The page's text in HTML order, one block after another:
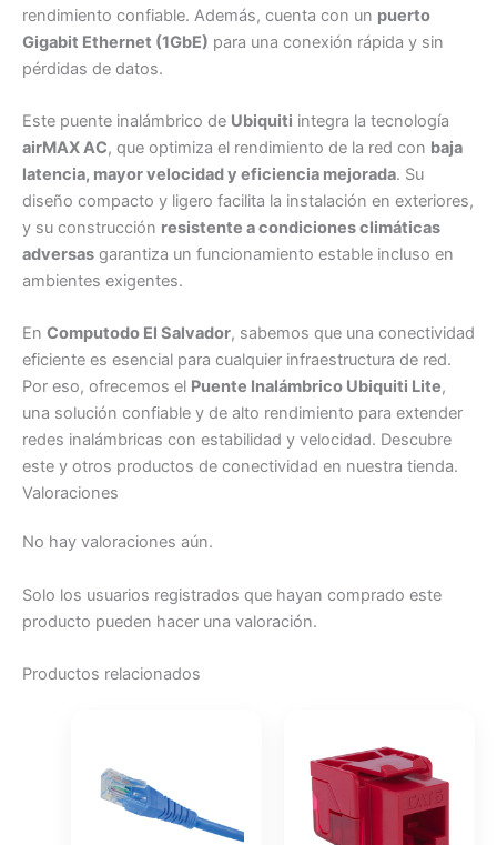
rendimiento confiable. Además, cuenta con un puerto
Gigabit Ethernet (1GbE) para una conexión rápida y sin
pérdidas de datos.
Este puente inalámbrico de Ubiquiti integra la tecnología
airMAX AC, que optimiza el rendimiento de la red con baja
latencia, mayor velocidad y eficiencia mejorada. Su
diseño compacto y ligero facilita la instalación en exteriores,
y su construcción resistente a condiciones climáticas
adversas garantiza un funcionamiento estable incluso en
ambientes exigentes.
En Computodo El Salvador, sabemos que una conectividad
eficiente es esencial para cualquier infraestructura de red.
Por eso, ofrecemos el Puente Inalámbrico Ubiquiti Lite,
una solución confiable y de alto rendimiento para extender
redes inalámbricas con estabilidad y velocidad. Descubre
este y otros productos de conectividad en nuestra tienda.
Valoraciones
No hay valoraciones aún.
Solo los usuarios registrados que hayan comprado este
producto pueden hacer una valoración.
Productos relacionados